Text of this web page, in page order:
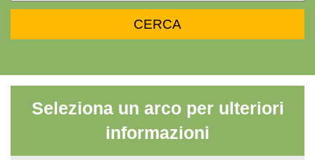
Seleziona un arco per ulteriori
informazioni